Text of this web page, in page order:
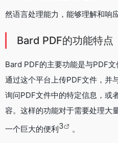
然语言处理能力，能够理解和响
Bard PDF的功能特点
Bard PDF的主要功能是与PDF
通过这个平台上传PDF文件，并
询问PDF文件中的特定信息，或
容。这样的功能对于需要处理大
一个巨大的便利3 。